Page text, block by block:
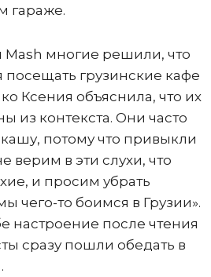
гараже.
многие решили, что
посещать грузинские кафе
Ксения объяснила, что их
из контекста. Они часто
кашу, потому что привыкли
верим в эти слухи, что
и просим убрать
чего-то боимся в Грузии».
настроение после чтения
сразу пошли обедать в